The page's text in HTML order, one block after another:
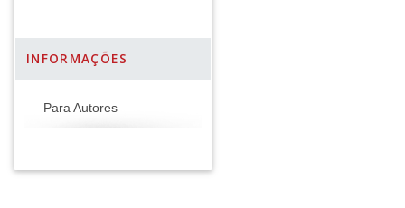
INFORMAÇÕES
Para Autores